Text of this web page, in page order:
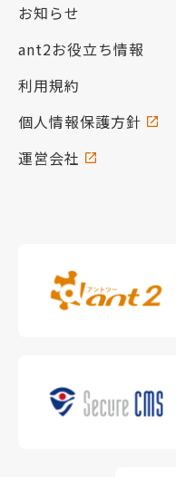
お知らせ
ant2お役立ち情報
利用規約
個人情報保護方針
運営会社